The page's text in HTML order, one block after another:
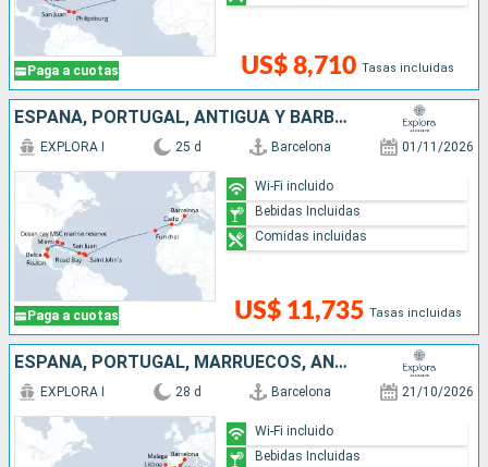
Paga a cuotas US$ 8,710 Tasas incluidas
ESPAÑA, PORTUGAL, ANTIGUA Y BARBUDA, , PUERTO RICO, MÉXICO, HONDURAS, BELICE, BAHAMAS, ESTADOS UNIDOS
Paga a cuotas
EXPLORA I 25 d Barcelona 01/11/2026
US$ 11,735 Tasas incluidas
Wi-Fi incluido
Bebidas Incluidas
Comidas incluidas
ESPAÑA, PORTUGAL, MARRUECOS, ANTIGUA Y BARBUDA, , PUERTO RICO, ESTADOS UNIDOS
EXPLORA I 28 d Barcelona 21/10/2026
Wi-Fi incluido
Bebidas Incluidas